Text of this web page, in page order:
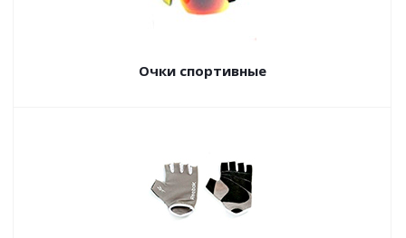
Очки спортивные